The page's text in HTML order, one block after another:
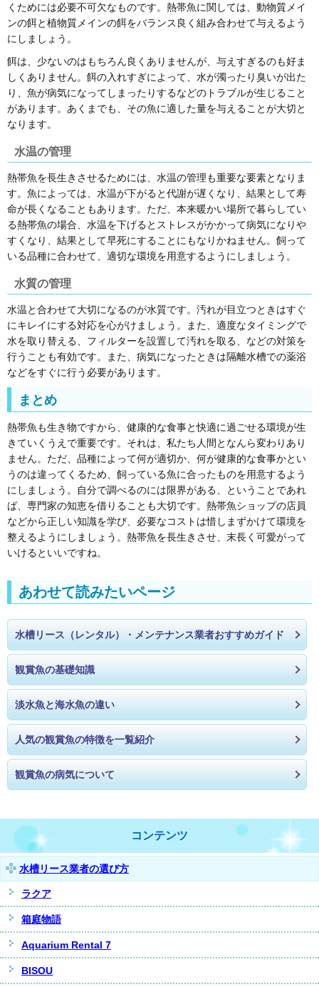
くためには必要不可欠なものです。熱帯魚に関しては、動物質メイ
ンの餌と植物質メインの餌をバランス良く組み合わせて与えるよう
にしましょう。
餌は、少ないのはもちろん良くありませんが、与えすぎるのも好ま
しくありません。餌の入れすぎによって、水が濁ったり臭いが出た
り、魚が病気になってしまったりするなどのトラブルが生じること
があります。あくまでも、その魚に適した量を与えることが大切と
なります。
水温の管理
熱帯魚を長生きさせるためには、水温の管理も重要な要素となりま
す。魚によっては、水温が下がると代謝が遅くなり、結果として寿
命が長くなることもあります。ただ、本来暖かい場所で暮らしてい
る熱帯魚の場合、水温を下げるとストレスがかかって病気になりや
すくなり、結果として早死にすることにもなりかねません。飼って
いる品種に合わせて、適切な環境を用意するようにしましょう。
水質の管理
水温と合わせて大切になるのが水質です。汚れが目立つときはすぐ
にキレイにする対応を心がけましょう。また、適度なタイミングで
水を取り替える、フィルターを設置して汚れを取る、などの対策を
行うことも有効です。また、病気になったときは隔離水槽での薬浴
などをすぐに行う必要があります。
まとめ
熱帯魚も生き物ですから、健康的な食事と快適に過ごせる環境が生
きていくうえで重要です。それは、私たち人間となんら変わりあり
ません。ただ、品種によって何が適切か、何が健康的な食事かとい
うのは違ってくるため、飼っている魚に合ったものを用意するよう
にしましょう。自分で調べるのには限界がある、ということであれ
ば、専門家の知恵を借りることも大切です。熱帯魚ショップの店員
などから正しい知識を学び、必要なコストは惜しまずかけて環境を
整えるようにしましょう。熱帯魚を長生きさせ、末長く可愛がって
いけるといいですね。
あわせて読みたいページ
水槽リース（レンタル）・メンテナンス業者おすすめガイド
観賞魚の基礎知識
淡水魚と海水魚の違い
人気の観賞魚の特徴を一覧紹介
観賞魚の病気について
コンテンツ
水槽リース業者の選び方
ラクア
箱庭物語
Aquarium Rental 7
BISOU